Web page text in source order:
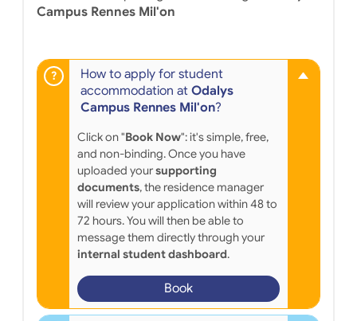
Campus Rennes Mil'on
How to apply for student
accommodation at Odalys
Campus Rennes Mil'on?
Click on "Book Now": it's simple, free,
and non-binding. Once you have
uploaded yoursupporting
documents, the residence manager
will review your application within 48 to
72 hours. You will then be able to
message them directly through your
internal student dashboard.
Book